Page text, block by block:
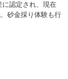
に認定され、現在
砂金採り体験も行